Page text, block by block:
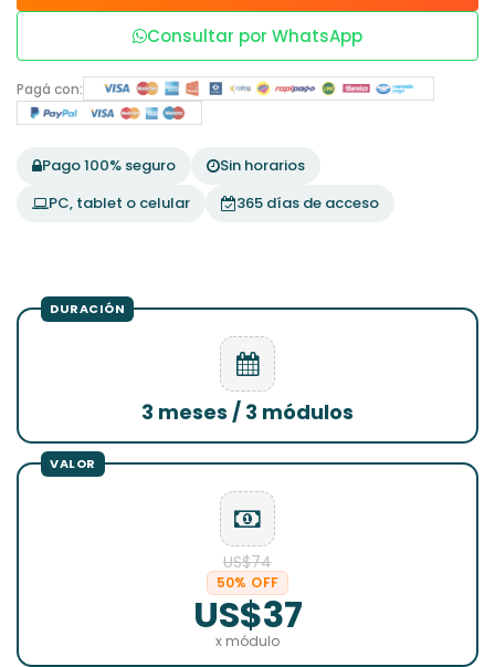
Consultar por WhatsApp
Pagá con:
Pago 100% seguro
Sin horarios
PC, tablet o celular
365 días de acceso
3 meses / 3 módulos
US$74
50% OFF
US$37
x módulo